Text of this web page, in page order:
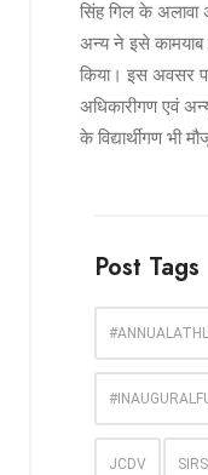
सिंह गिल के
अन्य ने इसे कामयाब
किया। इस अवसर
अधिकारीगण एवं
के विद्यार्थीगण भी
Post Tags
JCDV